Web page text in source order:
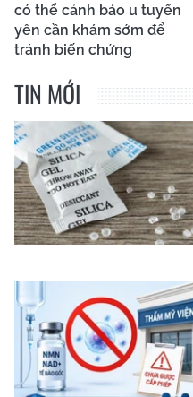
có thể cảnh báo u tuyến
yên cần khám sớm để
tránh biến chứng
TIN MỚI